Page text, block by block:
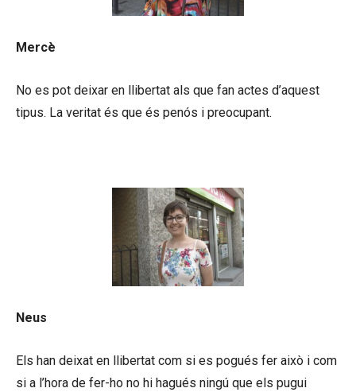
Mercè
No es pot deixar en llibertat als que fan actes d’aquest
tipus. La veritat és que és penós i preocupant.
Neus
Els han deixat en llibertat com si es pogués fer això i com
si a l’hora de fer-ho no hi hagués ningú que els pugui